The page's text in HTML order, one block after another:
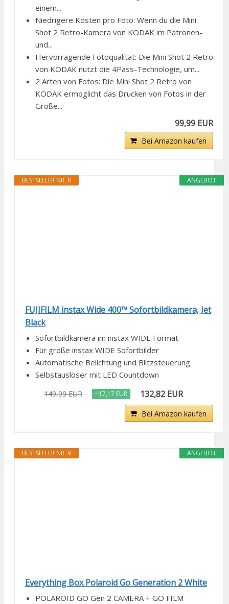
einem...
Niedrigere Kosten pro Foto: Wenn du die Mini
Shot 2 Retro-Kamera von KODAK im Patronen-
und...
Hervorragende Fotoqualität: Die Mini Shot 2 Retro
von KODAK nutzt die 4Pass-Technologie, um...
2 Arten von Fotos: Die Mini Shot 2 Retro von
KODAK ermöglicht das Drucken von Fotos in der
Größe...
99,99 EUR
Bei Amazon kaufen
ANGEBOT
BESTSELLER NR. 8
FUJIFILM instax Wide 400™ Sofortbildkamera, Jet
Black
Sofortbildkamera im instax WIDE Format
Für große instax WIDE Sofortbilder
Automatische Belichtung und Blitzsteuerung
Selbstauslöser mit LED Countdown
149,99 EUR −17,17 EUR 132,82 EUR
Bei Amazon kaufen
ANGEBOT
BESTSELLER NR. 9
Everything Box Polaroid Go Generation 2 White
POLAROID GO Gen 2 CAMERA + GO FILM